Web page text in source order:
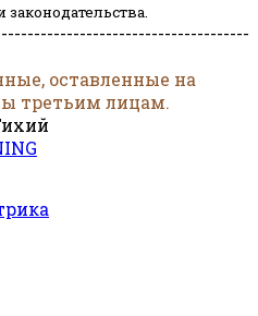
оставленные на
третьим лицам.